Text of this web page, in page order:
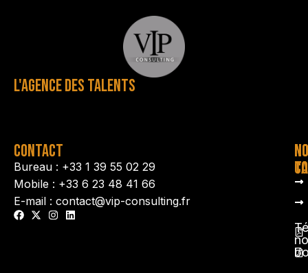
L'AGENCE DES TALENTS
CONTACT
Bureau : +33 1 39 55 02 29
Mobile : +33 6 23 48 41 66
E-mail : contact@vip-consulting.fr